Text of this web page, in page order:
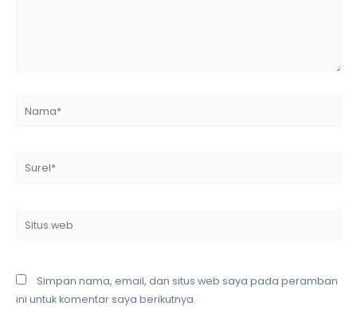
Surel*
Simpan nama, email, dan situs web saya pada peramban
ini untuk komentar saya berikutnya.